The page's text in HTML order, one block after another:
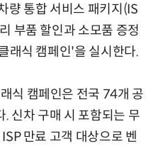
량 통합 서비스 패키지(IS
부품 할인과 소모품 증정
래식 캠페인'을 실시한다.
식 캠페인은 전국 74개 공
신차 구매 시 포함되는 무
만료 고객 대상으로 벤